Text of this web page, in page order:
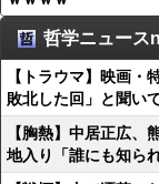
哲学ニュース
【トラウマ】映画・
敗北した回」と聞い
【胸熱】中居正広
地入り「誰にも知ら